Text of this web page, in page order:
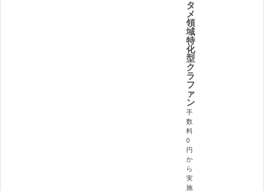
タ
メ
領
域
特
化
型
ク
ラ
フ
ァ
ン
手
数
料
0
円
か
ら
実
施